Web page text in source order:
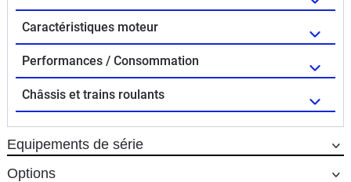
Caractéristiques moteur
Performances / Consommation
Châssis et trains roulants
Equipements de série
Options